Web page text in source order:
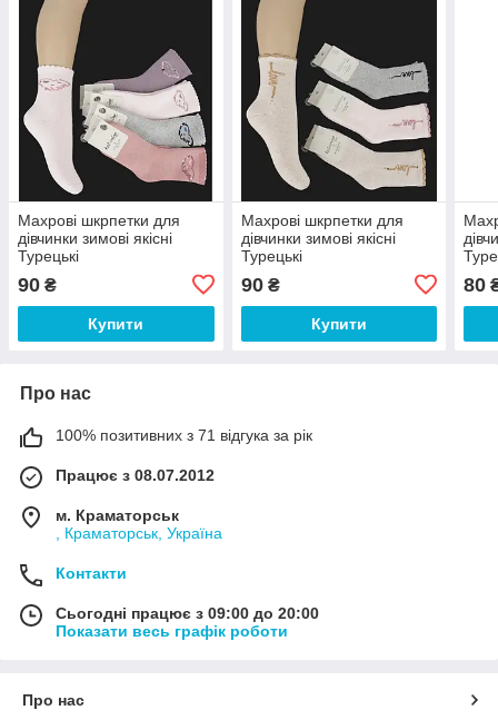
Махрові шкрпетки для
дівчинки зимові якісні
Турецькі
90 ₴
Купити
Махрові шкрпетки для
дівчинки зимові якісні
Турецькі
90₴
Купити
80
Про нас
100% позитивних з 71 відгука за рік
Працює з 08.07.2012
м. Краматорськ
, Краматорськ, Україна
Контакти
Сьогодні працює з 09:00 до 20:00
Показати весь графік роботи
Про нас